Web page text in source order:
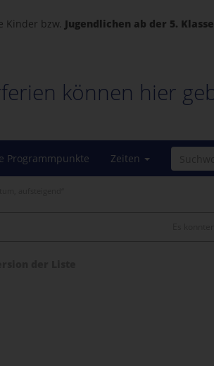
Kinder bzw. Jugendlichen ab der 5.
können hier
Programmpunkte Zeiten